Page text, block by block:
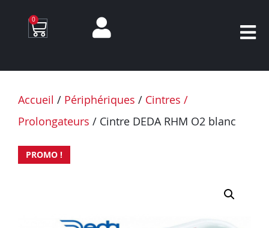
0
Accueil / Périphériques / Cintres /
Prolongateurs / Cintre DEDA RHM O2 blanc
PROMO !